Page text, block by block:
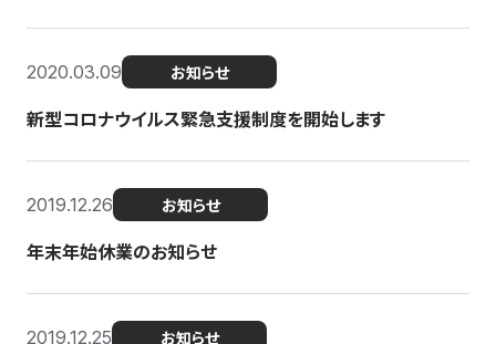
2020.03.09 お知らせ
新型コロナウイルス緊急支援制度を開始します
2019.12.26 お知らせ
年末年始休業のお知らせ
2019.12.25 お知らせ